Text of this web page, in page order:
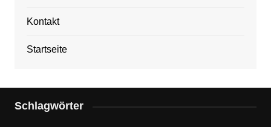
Kontakt
Startseite
Schlagwörter